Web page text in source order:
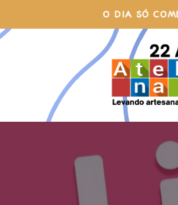
to
content
O DIA SÓ